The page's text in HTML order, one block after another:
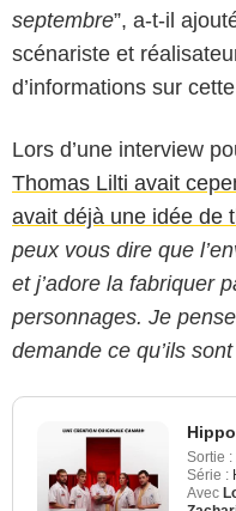
septembre”, a-t-il
scénariste et
d’informations sur
Lors d’une interview
Thomas Lilti avait
avait déjà une idée de
peux vous dire que
et j’adore la fabriquer
personnages. Je
demande ce qu’ils
Sortie :
Série :
Avec